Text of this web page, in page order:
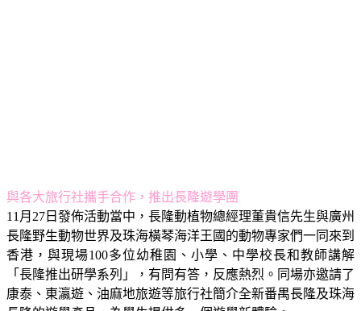
與各大旅行社攜手合作，推出長隆遊學團
11月27日發佈活動當中，長隆動植物總經理董貴信先生與廣州
長隆野生動物世界及珠海橫琴海洋王國的動物專家們一同來到
香港，與現場100多位幼稚園、小學、中學校長和教師講解
「長隆推出研學系列」，有問有答，反應熱烈。同場亦邀請了
康泰、東瀛遊、油麻地旅遊等旅行社簡介全新番禺長隆及珠海